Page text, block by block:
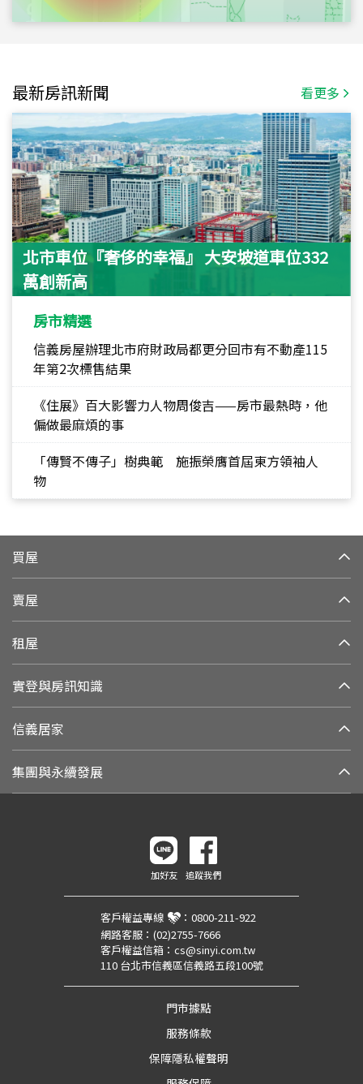
最新房訊新聞 看更多
北市車位『奢侈的幸福』 大安坡道車位332
萬創新高
房市精選
信義房屋辦理北市府財政局都更分回市有不動產115
年第2次標售結果
《住展》百大影響力人物周俊吉——房市最熱時，他
偏做最麻煩的事
「傳賢不傳子」樹典範 施振榮膺首屆東方領袖人
物
買屋
賣屋
租屋
實登與房訊知識
信義居家
集團與永續發展
加好友 追蹤我們
客戶權益專線 ： 0800-211-922
網路客服： (02)2755-7666
客戶權益信箱： cs@sinyi.com.tw
110 台北市信義區信義路五段100號
門市據點
服務條款
保障隱私權聲明